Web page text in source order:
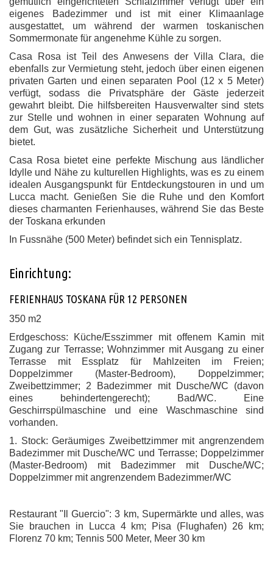
eigenes Badezimmer und ist mit einer Klimaanlage
ausgestattet, um während der warmen toskanischen
Sommermonate für angenehme Kühle zu sorgen.
Casa Rosa ist Teil des Anwesens der Villa Clara, die
ebenfalls zur Vermietung steht, jedoch über einen eigenen
privaten Garten und einen separaten Pool (12 x 5 Meter)
verfügt, sodass die Privatsphäre der Gäste jederzeit
gewahrt bleibt. Die hilfsbereiten Hausverwalter sind stets
zur Stelle und wohnen in einer separaten Wohnung auf
dem Gut, was zusätzliche Sicherheit und Unterstützung
bietet.
Casa Rosa bietet eine perfekte Mischung aus ländlicher
Idylle und Nähe zu kulturellen Highlights, was es zu einem
idealen Ausgangspunkt für Entdeckungstouren in und um
Lucca macht. Genießen Sie die Ruhe und den Komfort
dieses charmanten Ferienhauses, während Sie das Beste
der Toskana erkunden
In Fussnähe (500 Meter) befindet sich ein Tennisplatz.
Einrichtung:
FERIENHAUS TOSKANA FÜR 12 PERSONEN
350 m2
Erdgeschoss: Küche/Esszimmer mit offenem Kamin mit
Zugang zur Terrasse; Wohnzimmer mit Ausgang zu einer
Terrasse mit Essplatz für Mahlzeiten im Freien;
Doppelzimmer (Master-Bedroom), Doppelzimmer;
Zweibettzimmer; 2 Badezimmer mit Dusche/WC (davon
eines behindertengerecht); Bad/WC. Eine
Geschirrspülmaschine und eine Waschmaschine sind
vorhanden.
1. Stock: Geräumiges Zweibettzimmer mit angrenzendem
Badezimmer mit Dusche/WC und Terrasse; Doppelzimmer
(Master-Bedroom) mit Badezimmer mit Dusche/WC;
Doppelzimmer mit angrenzendem Badezimmer/WC
Restaurant "Il Guercio": 3 km, Supermärkte und alles, was
Sie brauchen in Lucca 4 km; Pisa (Flughafen) 26 km;
Florenz 70 km; Tennis 500 Meter, Meer 30 km